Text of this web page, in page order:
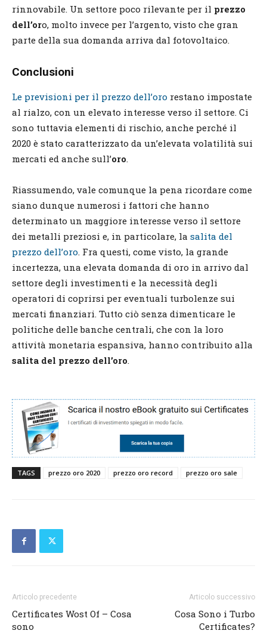
rinnovabile. Un settore poco rilevante per il prezzo
dell’oro, molto invece per l’argento, visto che gran
parte della sua domanda arriva dal fotovoltaico.
Conclusioni
Le previsioni per il prezzo dell’oro restano impostate
al rialzo, con un elevato interesse verso il settore. Ci
sono tuttavia elementi di rischio, anche perché il
2020 è stato caratterizzato da un’elevata volatilità sui
mercati ed anche sull’oro.
Riassumendo, vale comunque la pena ricordare come
siano dunque numerosi i fattori che hanno
determinato un maggiore interesse verso il settore
dei metalli preziosi e, in particolare, la salita del
prezzo dell’oro. Fra questi, come visto, la grande
incertezza, una elevata domanda di oro in arrivo dal
settore degli investimenti e la necessità degli
operatori di coprirsi per eventuali turbolenze sui
mercati finanziari. Tutto ciò senza dimenticare le
politiche delle banche centrali, che con la loro
attività monetaria espansiva, hanno contribuito alla
salita del prezzo dell’oro.
TAGS prezzo oro 2020 prezzo oro record prezzo oro sale
Articolo precedente
Certificates Wost Of – Cosa
sono
Articolo successivo
Cosa Sono i Turbo
Certificates?